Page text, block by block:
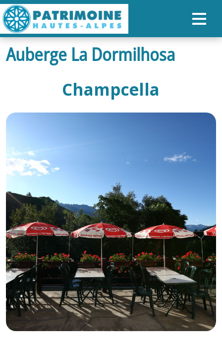
ACCUEIL
NOS PARCOURS
PATRIMOINE
ORGANISER SON SÉJOUR
RECHERCHER
FR
GB
IT
Auberge La Dormilhosa
Champcella